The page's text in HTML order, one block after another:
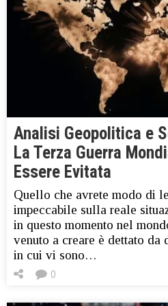
Analisi Geopolitica e
La Terza Guerra
Essere Evitata
Quello che avrete modo di
impeccabile sulla reale
in questo momento nel
venuto a creare è dettato da
in cui vi sono…
0